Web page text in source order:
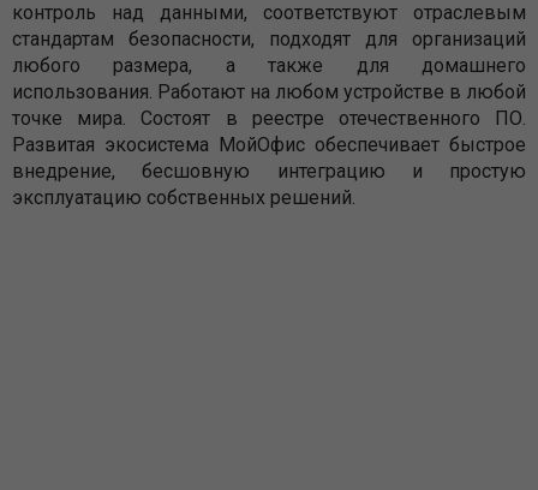
контроль над данными, соответствуют отраслевым
стандартам безопасности, подходят для организаций
любого размера, а также для домашнего
использования. Работают на любом устройстве в любой
точке мира. Состоят в реестре отечественного ПО.
Развитая экосистема МойОфис обеспечивает быстрое
внедрение, бесшовную интеграцию и простую
эксплуатацию собственных решений.